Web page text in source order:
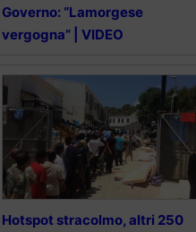
Governo: “Lamorgese
vergogna” | VIDEO
Hotspot stracolmo, altri 250